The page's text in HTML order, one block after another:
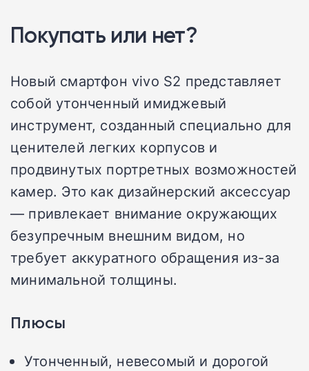
Покупать или нет?
Новый смартфон vivo S2 представляет
собой утонченный имиджевый
инструмент, созданный специально для
ценителей легких корпусов и
продвинутых портретных возможностей
камер. Это как дизайнерский аксессуар
— привлекает внимание окружающих
безупречным внешним видом, но
требует аккуратного обращения из-за
минимальной толщины.
Плюсы
Утонченный, невесомый и дорогой